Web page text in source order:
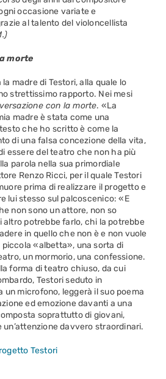
occasione variate e
al talento del violoncellista
morte
la madre di Testori, alla quale lo
strettissimo rapporto. Nei mesi
con la morte. «La
madre è stata come una
che ho scritto è come la
di una falsa concezione della vita,
essere del teatro che non ha più
parola nella sua primordiale
Renzo Ricci, per il quale Testori
prima di realizzare il progetto e
lui stesso sul palcoscenico: «E
non sono un attore, non so
altro potrebbe farlo, chi la potrebbe
in quello che non è e non vuole
piccola «albetta», una sorta di
un mormorio, una confessione.
forma di teatro chiuso, da cui
Testori seduto in
un microfono, leggerà il suo poema
ed emozione davanti a una
soprattutto di giovani,
un’attenzione davvero straordinari.
Testori